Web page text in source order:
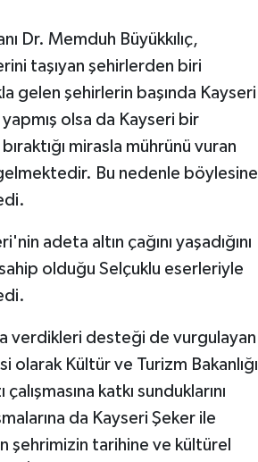
Dr. Memduh Büyükkılıç,
taşıyan şehirlerden biri
gelen şehirlerin başında Kayseri
olsa da Kayseri bir
mirasla mührünü vuran
Bu nedenle böylesine
adeta altın çağını yaşadığını
olduğu Selçuklu eserleriyle
verdikleri desteği de vurgulayan
olarak Kültür ve Turizm Bakanlığı
katkı sunduklarını
da Kayseri Şeker ile
şehrimizin tarihine ve kültürel